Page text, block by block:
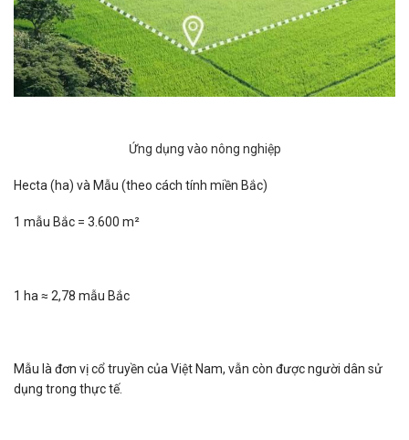
Ứng dụng vào nông nghiệp
Hecta (ha) và Mẫu (theo cách tính miền Bắc)
1 mẫu Bắc = 3.600 m²
1 ha ≈ 2,78 mẫu Bắc
Mẫu là đơn vị cổ truyền của Việt Nam, vẫn còn được người dân sử
dụng trong thực tế.